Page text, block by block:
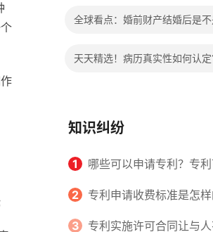
全球看点：婚前财产结婚后是不
天天精选！病历真实性如何认
知识纠纷
1 哪些可以申请专利？专利
时多个人一起申请吗？
2 专利申请收费标准是怎样
请不同类型的专利所需要的
3 专利实施许可合同让与人